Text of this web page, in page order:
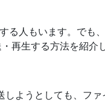
る人もいます。でも
再生する方法を紹介し
しようとしても、フ